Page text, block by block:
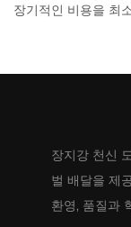
장기적인 비용을 최
장지강 천신
벌 배달을 제
환영, 품질과